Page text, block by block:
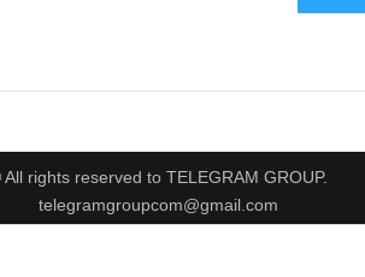
All rights reserved to TELEGRAM GROUP.
telegramgroupcom@gmail.com